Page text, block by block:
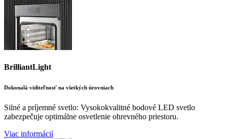
BrilliantLight
Dokonalá viditeľnosť na všetkých úrovniach
Silné a príjemné svetlo: Vysokokvalitné bodové LED svetlo
zabezpečuje optimálne osvetlenie ohrevného priestoru.
Viac informácií